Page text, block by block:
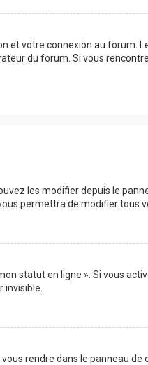
et votre connexion au forum.
du forum. Si vous
les modifier depuis le
permettra de modifier tous
statut en ligne ». Si vous
rendre dans le panneau